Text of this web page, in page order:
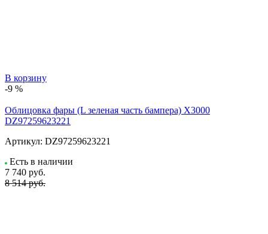
В корзину
-9 %
Облицовка фары (L зеленая часть бампера) X3000
DZ97259623221
Артикул: DZ97259623221
Есть в наличии
7 740 руб.
8 514 руб.